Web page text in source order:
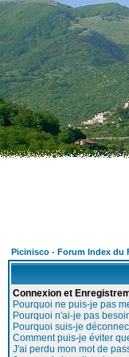
Picinisco - Forum Index du
Connexion et
Pourquoi ne puis-je pas
Pourquoi n'ai-je pas
Pourquoi suis-je
Comment puis-je éviter
J'ai perdu mon mot de